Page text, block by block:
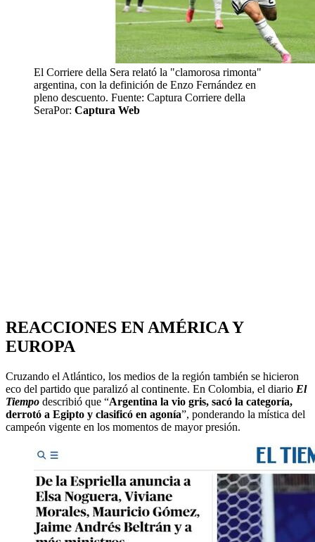
El Corriere della Sera relató la "clamorosa rimonta"
argentina, con la definición de Enzo Fernández en
pleno descuento. Fuente: Captura Corriere della
SeraPor: Captura Web
REACCIONES EN AMÉRICA Y
EUROPA
Cruzando el Atlántico, los medios de la región también se hicieron
eco del partido que paralizó al continente. En Colombia, el diario El
Tiempo describió que “Argentina la vio gris, sacó la categoría,
derrotó a Egipto y clasificó en agonía”, ponderando la mística del
campeón vigente en los momentos de mayor presión.